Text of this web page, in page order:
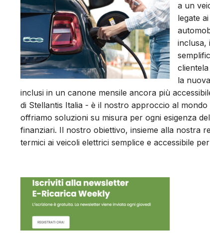
a un
legate
inclusa,
la
inclusi in un canone mensile ancora più
di Stellantis Italia - è il nostro approccio al
offriamo soluzioni su misura per ogni esigenza
finanziari. Il nostro obiettivo, insieme alla nostra
termici ai veicoli elettrici semplice e accessibile